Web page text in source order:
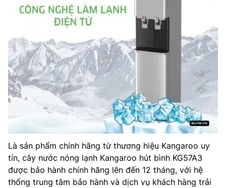
Là sản phẩm chính hãng từ thương hiệu Kangaroo uy
tín, cây nước nóng lạnh Kangaroo hút bình KG57A3
được bảo hành chính hãng lên đến 12 tháng, với hệ
thống trung tâm bảo hành và dịch vụ khách hàng trải